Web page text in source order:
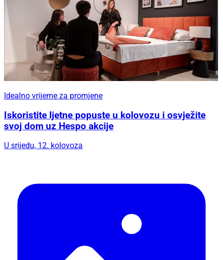
Idealno vrijeme za promjene
Iskoristite ljetne popuste u kolovozu i osvježite
svoj dom uz Hespo akcije
U srijedu, 12. kolovoza